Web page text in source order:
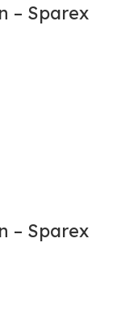
– Sparex
– Sparex